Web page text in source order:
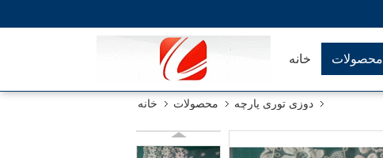
خانه محصولات
خانه محصولات دوزی توری پارچه